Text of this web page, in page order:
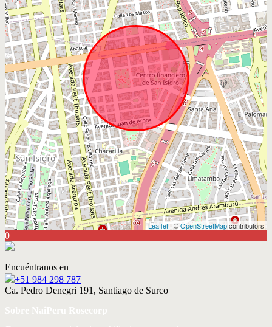
Leaflet| ©OpenStreetMapcontributors
0
Encuéntranos en
+51 984 298 787
Ca. Pedro Denegri 191, Santiago de Surco
Sobre NaiPeru Rosecorp